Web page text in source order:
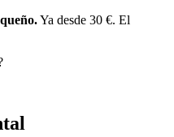
Ya desde 30 €. El